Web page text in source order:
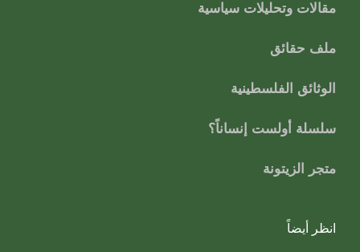
مقالات وتحليلات سياسية
ملف حقائق
الوثائق الفلسطينية
سلسلة أولست إنساناً؟
متجر الزيتونة
انظر أيضاً